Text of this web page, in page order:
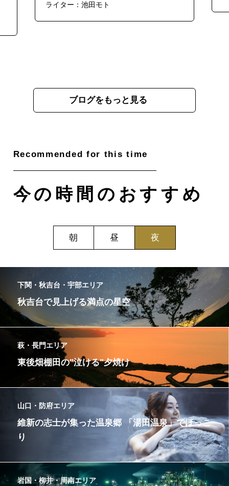
ライター：池田モト
ブログをもっと見る
今の時間のおすすめ
朝 昼 夜
秋吉台で見上げる満点の星空
下関・秋吉台・宇部エリア
東後畑棚田の"泣ける"夕焼け
萩・長門エリア
維新の志士が集った温泉郷 「湯田温泉」でほっこ
り
山口・防府エリア
岩国・柳井・周南エリア